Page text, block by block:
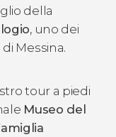
della
, uno dei
Messina.
tour a piedi
Museo del